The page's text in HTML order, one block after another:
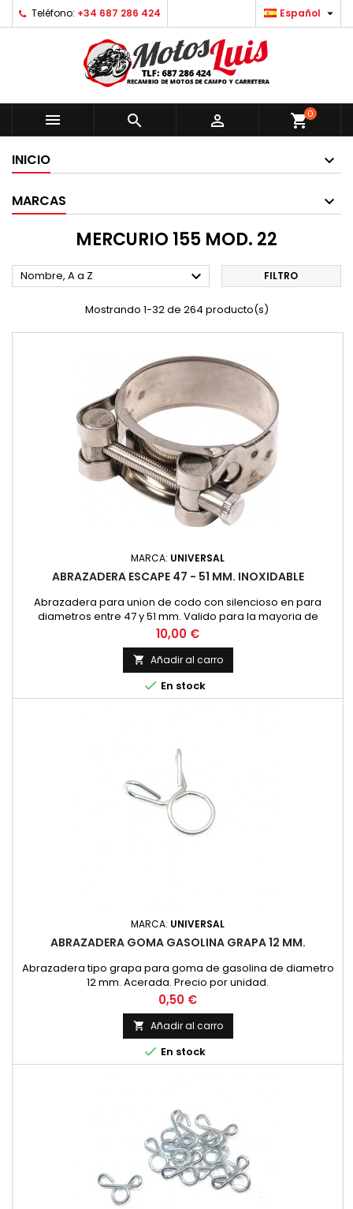
Teléfono: +34 687 286 424 Español 
   shopping_cart0
INICIO
MARCAS
MERCURIO 155 MOD. 22
Nombre, A a Z  FILTRO
Mostrando 1-32 de 264 producto(s)
MARCA: UNIVERSAL
ABRAZADERA ESCAPE 47 - 51 MM. INOXIDABLE
Abrazadera para union de codo con silencioso en para
diametros entre 47 y 51 mm. Valido para la mayoria de
modelos, Montesa Impala 175, OSSA 160, 175 Bultaco Mercurio,
Metralla... Fabricada en acero inoxidable con tornillo
hexagonal Precio por unidad.
Precio
10,00 €
 Añadir al carro
 En stock
MARCA: UNIVERSAL
ABRAZADERA GOMA GASOLINA GRAPA 12 MM.
Abrazadera tipo grapa para goma de gasolina de diametro
12 mm. Acerada. Precio por unidad.
Precio
0,50 €
 Añadir al carro
 En stock